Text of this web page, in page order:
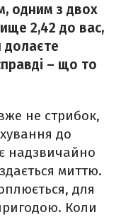
одним з двох
2,42 до вас,
долаєте
– що то
не стрибок,
до
надзвичайно
миттю.
для
Коли